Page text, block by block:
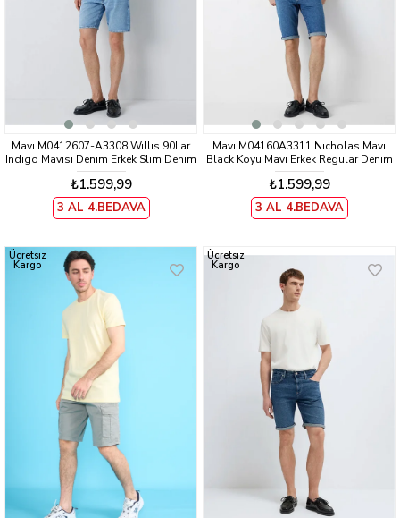
Mavı M0412607-A3308 Wıllıs 90Lar
Indıgo Mavısı Denım Erkek Slım Denım
Sort
₺1.599,99
3 AL 4.BEDAVA
Mavı M04160A3311 Nıcholas Mavı
Black Koyu Mavı Erkek Regular Denım
Sort
₺1.599,99
3 AL 4.BEDAVA
Ücretsiz
Kargo
Ücretsiz
Kargo